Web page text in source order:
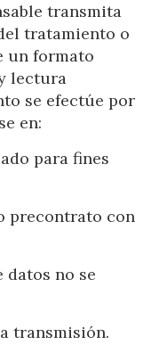
transmita
tratamiento o
un formato
lectura
se efectúe por
en:
para fines
precontrato con
no se
transmisión.
del
sitio web. La
de cookies se
la web para la
los usuarios con
análisis de los
servicio. Permiten
usuario para
y para ofrecer una
información
del usuario
sus hábitos de
publicidad
del usuario.